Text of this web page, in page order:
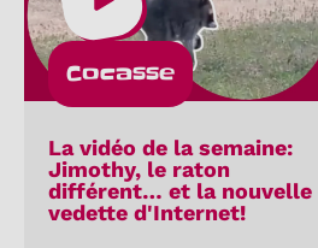
Cocasse
La vidéo de la semaine:
Jimothy, le raton
différent… et la nouvelle
vedette d'Internet!